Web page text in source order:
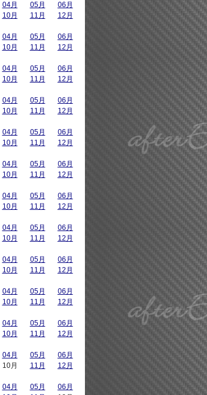
04月 05月
06月
10月 11月
12月
04月 05月
06月
10月 11月
12月
04月 05月
06月
10月 11月
12月
04月 05月
06月
10月 11月
12月
04月 05月
06月
10月 11月
12月
04月 05月
06月
10月 11月
12月
04月 05月
06月
10月 11月
12月
04月 05月
06月
10月 11月
12月
04月 05月
06月
10月 11月
12月
04月 05月
06月
10月 11月
12月
04月 05月
06月
10月 11月
12月
04月 05月
06月
10月 11月
12月
04月 05月
06月